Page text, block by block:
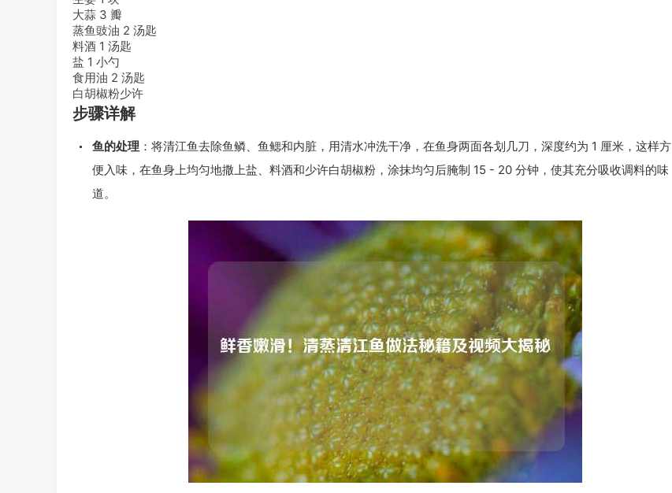
大蒜 3 瓣
蒸鱼豉油 2 汤匙
料酒 1 汤匙
盐 1 小勺
食用油 2 汤匙
白胡椒粉少许
步骤详解
鱼的处理 ：将清江鱼去除鱼鳞、鱼鳃和内脏，用清水冲洗干净，在鱼身两面各划几刀，深度约为 1 厘米，这样方
便入味，在鱼身上均匀地撒上盐、料酒和少许白胡椒粉，涂抹均匀后腌制 15 - 20 分钟，使其充分吸收调料的味
道。